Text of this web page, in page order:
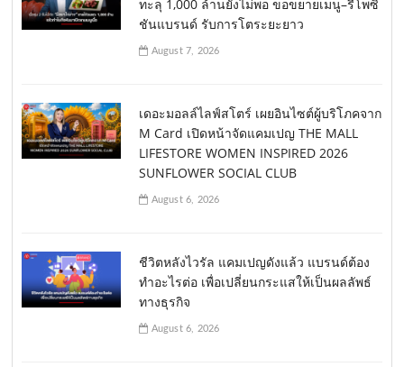
ทะลุ 1,000 ล้านยังไม่พอ ขอขยายเมนู–รีโพซิ
ชันแบรนด์ รับการโตระยะยาว
August 7, 2026
เดอะมอลล์ไลฟ์สโตร์ เผยอินไซต์ผู้บริโภคจาก
M Card เปิดหน้าจัดแคมเปญ THE MALL
LIFESTORE WOMEN INSPIRED 2026
SUNFLOWER SOCIAL CLUB
August 6, 2026
ชีวิตหลังไวรัล แคมเปญดังแล้ว แบรนด์ต้อง
ทำอะไรต่อ เพื่อเปลี่ยนกระแสให้เป็นผลลัพธ์
ทางธุรกิจ
August 6, 2026